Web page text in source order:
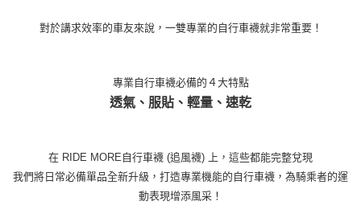
對於講求效率的車友來說，一雙專業的自行車襪就非常重要！
專業自行車襪必備的４大特點
透氣、服貼、輕量、速乾
在 RIDE MORE自行車襪 (追風襪) 上，這些都能完整兌現
我們將日常必備單品全新升級，打造專業機能的自行車襪，為騎乘者的運
動表現增添風采！